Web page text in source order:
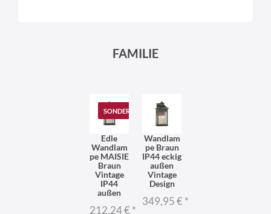
FAMILIE
SONDERANGEBOT
Edle
Wandlam
pe MAISIE
Braun
Vintage
IP44
außen
212,24 €*
Wandlam
pe Braun
IP44 eckig
außen
Vintage
Design
349,95 €*